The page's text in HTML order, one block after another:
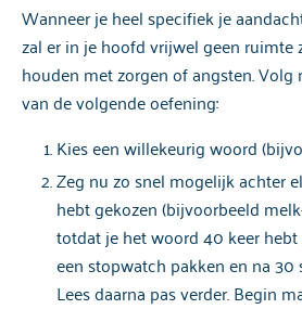
Wanneer je heel specifiek je
zal er in je hoofd vrijwel geen ruimte
houden met zorgen of angsten. Volg
van de volgende oefening:
Kies een willekeurig woord
Zeg nu zo snel mogelijk achter
hebt gekozen (bijvoorbeeld
totdat je het woord 40 keer hebt
een stopwatch pakken en na 30
Lees daarna pas verder. Begin